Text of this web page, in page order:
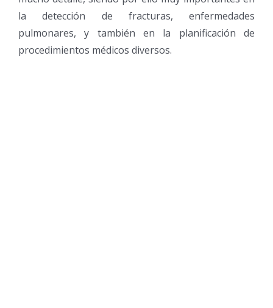
la detección de fracturas, enfermedades
pulmonares, y también en la planificación de
procedimientos médicos diversos.